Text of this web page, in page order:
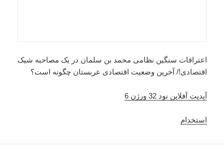
اعترافات سنگین نظامی محمد بن سلمان در یک مصاحبه شیک
اقتصادی!/ آخرین وضعیت اقتصادی عربستان چگونه است؟
آپدیت آفلاین نود 32 ورژن 6
استخدام